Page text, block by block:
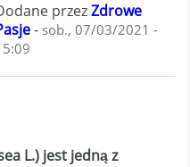
przezZdrowe
- sob., 07/03/2021 -
L.) jest jedną z